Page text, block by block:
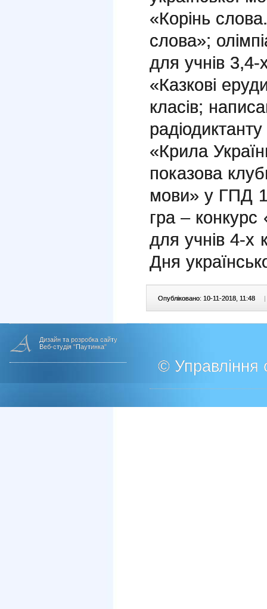
«Корінь
слова»;
для учнів 3,4-
«Казкові
класів;
«Крила
показова
мови» у ГПД
гра – конкурс
для учнів 4-х
Дня
Опубліковано: 10-11-2018, 11:48 |
Дизайн та розробка сайту
Веб-студія "Паутинка"
© Управління